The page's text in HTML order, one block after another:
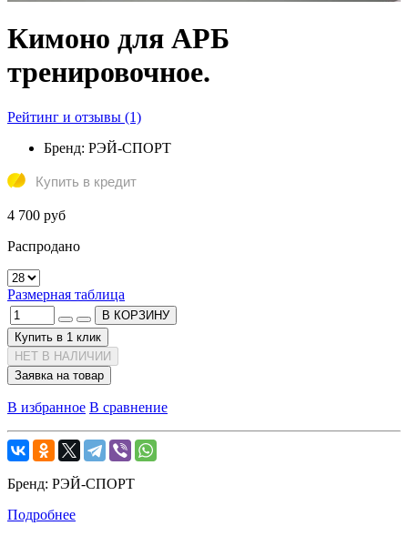
Кимоно для АРБ
тренировочное.
Рейтинг и отзывы (1)
Бренд: РЭЙ-СПОРТ
Купить в кредит
4 700 руб
Распродано
Размерная таблица
В КОРЗИНУ
Купить в 1 клик
НЕТ В НАЛИЧИИ
Заявка на товар
В избранное В сравнение
Бренд: РЭЙ-СПОРТ
Подробнее